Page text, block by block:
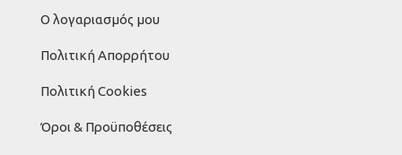
Ο λογαριασμός μου
Πολιτική Απορρήτου
Πολιτική Cookies
Όροι & Προϋποθέσεις